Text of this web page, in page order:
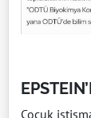
Çocuk